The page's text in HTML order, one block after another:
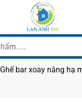
Ghế bar xoay nâng hạ